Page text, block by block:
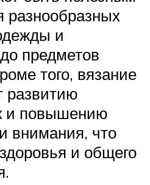
разнообразных
и
предметов
того, вязание
развитию
и повышению
внимания, что
и общего